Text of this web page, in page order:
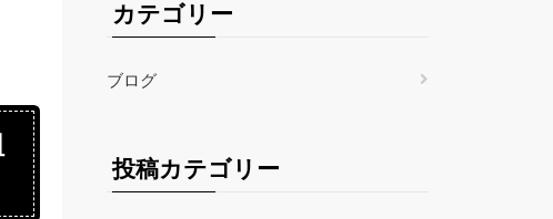
カテゴリー
ブログ
投稿カテゴリー